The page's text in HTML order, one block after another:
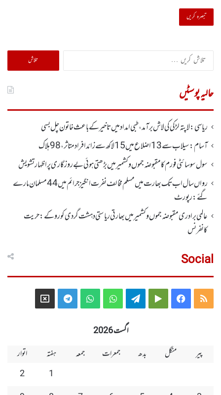
تلاش
کریں
حالیہ پوسٹیں
ریاسی: لاپتہ لڑکی کی لاش برآمد، طبی امداد میں تاخیرکے باعث خاتون چل بسی
آسام: سیلاب سے 13اضلاع میں 15لاکھ سے زائد افراد متاثر ، 98ہلاک
سول سوسائٹی فورم کا مقبوضہ جموں وکشمیر میں بڑھتی ہوئی بے روزگاری پر اظہارتشویش
رواں سال اب تک بھارت میں مسلم مخالف نفرت انگیز جرائم میں 44 مسلمان مارے
گئے: رپورٹ
عالمی برادری مقبوضہ جموں وکشمیر میں بھارتی ریاستی دہشت گردی کو روکے : حریت
کانفرنس
Social
RSS
Facebook
Google
Telegram
WhatsApp
WhatsApp
Telegram
X
اگست 2026
پیر
منگل بدھ جمعرات جمعہ ہفتہ
اتوار
1
2